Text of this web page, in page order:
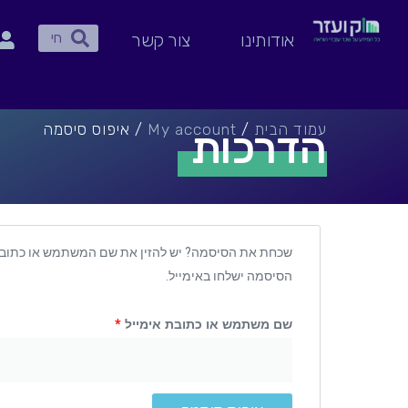
לתוכן
אודותינו צור קשר חיפושחיפוש
עמוד הבית /
My account / איפוס סיסמה הדרכות
שכחת את הסיסמה? יש להזין את שם המשתמש או
הסיסמה ישלחו באימייל.
שם משתמש או כתובת אימייל *